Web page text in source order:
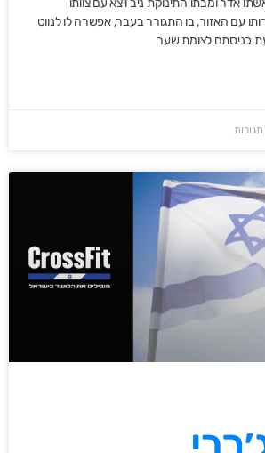
אדר ומבתו התינוקת ניב ויצא עם צוותו
עם האזור, בו התגורר בעבר, אפשרה לו לנווט
כניסתם לצומת שער
תגובות